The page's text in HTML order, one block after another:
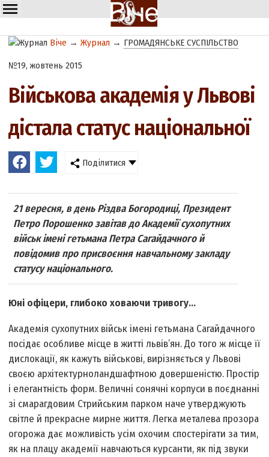
Віче →Журнал → ГРОМАДЯНСЬКЕ СУСПІЛЬСТВО
№19, жовтень 2015
Військова академія у Львові
дістала статус національної
Поділитися
21 вересня, в день Різдва Богородиці, Президент
Петро Порошенко завітав до Академії сухопутних
військ імені гетьмана Петра Сагайдачного й
повідомив про присвоєння навчальному закладу
статусу національного.
Юні офіцери, глибоко ховаючи тривогу…
Академія сухопутних військ імені гетьмана Сагайдачного
посідає особливе місце в житті львів’ян. До того ж місце її
дислокації, як кажуть військові, вирізняється у Львові
своєю архітектурно­ландшафтною довершеністю. Простір
і елегантність форм. Величні сонячні корпуси в поєднанні
зі смарагдовим Стрийським парком наче утверджують
світле й прекрасне мирне життя. Легка металева прозора
огорожа дає можливість усім охочим спостерігати за тим,
як на плацу академії навчаються курсанти, як під звуки